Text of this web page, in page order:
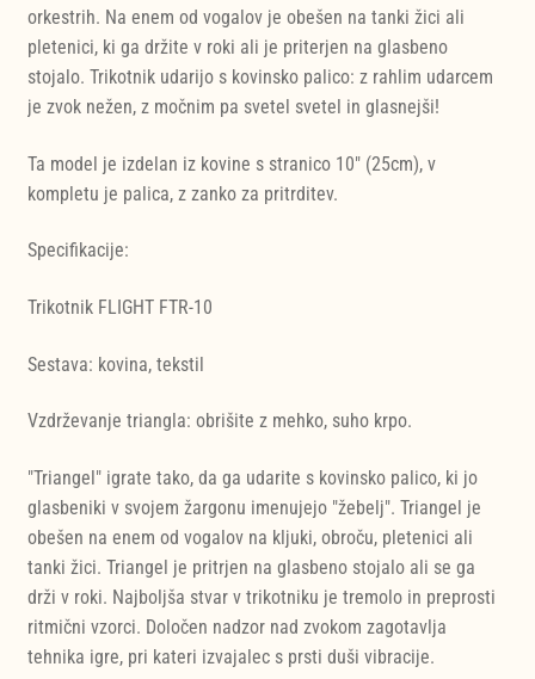
orkestrih. Na enem od vogalov je obešen na tanki žici ali
pletenici, ki ga držite v roki ali je priterjen na glasbeno
stojalo. Trikotnik udarijo s kovinsko palico: z rahlim udarcem
je zvok nežen, z močnim pa svetel svetel in glasnejši!
Ta model je izdelan iz kovine s stranico 10" (25cm), v
kompletu je palica, z zanko za pritrditev.
Specifikacije:
Trikotnik FLIGHT FTR-10
Sestava: kovina, tekstil
Vzdrževanje triangla: obrišite z mehko, suho krpo.
"Triangel" igrate tako, da ga udarite s kovinsko palico, ki jo
glasbeniki v svojem žargonu imenujejo "žebelj". Triangel je
obešen na enem od vogalov na kljuki, obroču, pletenici ali
tanki žici. Triangel je pritrjen na glasbeno stojalo ali se ga
drži v roki. Najboljša stvar v trikotniku je tremolo in preprosti
ritmični vzorci. Določen nadzor nad zvokom zagotavlja
tehnika igre, pri kateri izvajalec s prsti duši vibracije.